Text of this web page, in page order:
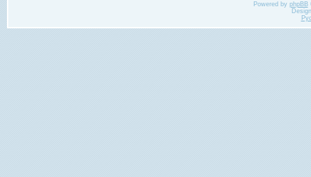
Powered by phpBB